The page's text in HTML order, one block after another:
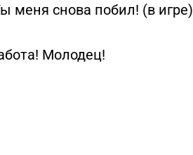
снова побил! (в игре)
Молодец!